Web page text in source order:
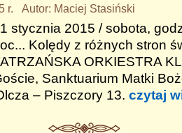
r. Autor: Maciej Stasiński
stycznia 2015 / sobota,
Kolędy z różnych stron
ORKIESTRA
Sanktuarium Matki
– Piszczory 13. czytaj